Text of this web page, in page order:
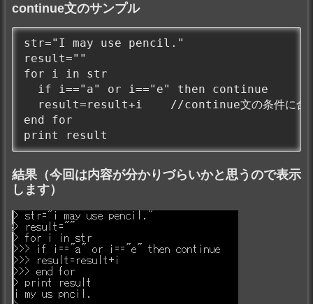
continue文のサンプル
str="I may use pencil."
result=""
for i in str
  if i=="a" or i=="e" then continue
result=result+i    //continue文の条件に合致
end for
print result
結果（今回は内容が分かりづらいかと思うので表示
します）